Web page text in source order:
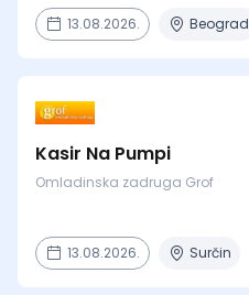
13.08.2026. Beograd
Kasir Na Pumpi
Omladinska zadruga Grof
13.08.2026. Surčin